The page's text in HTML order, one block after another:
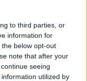
to third parties, or
information for
below opt-out
note that after your
seeing
utilized by
man sitter
sig också i flera av